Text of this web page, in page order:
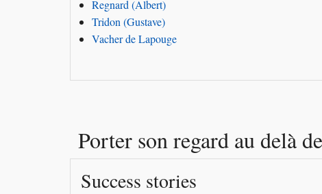
Regnard (Albert)
Tridon (Gustave)
Vacher de Lapouge
Porter son regard au delà
Success stories